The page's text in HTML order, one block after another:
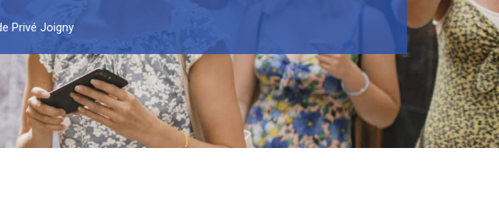
Privé Joigny